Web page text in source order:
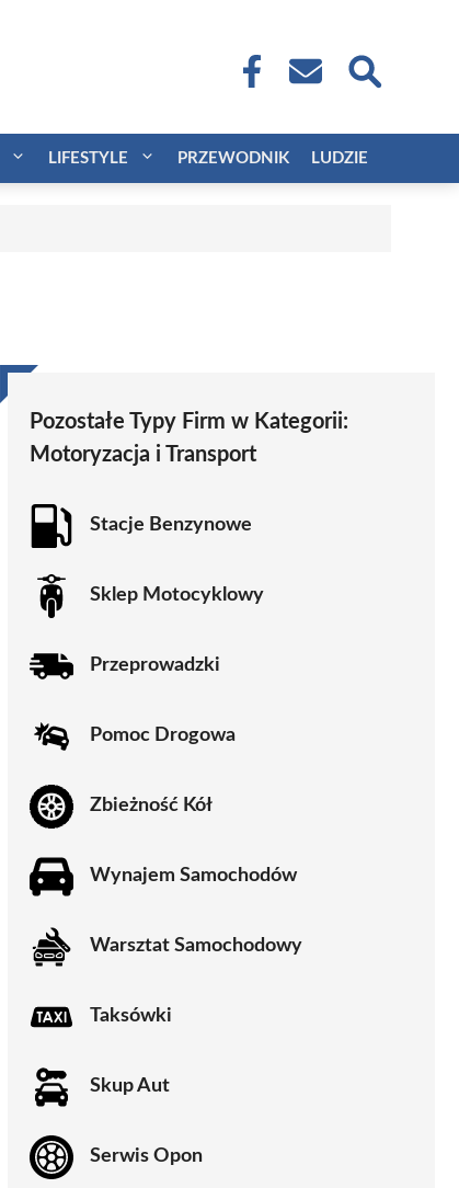
LIFESTYLE PRZEWODNIK LUDZIE
Pozostałe Typy Firm w Kategorii:
Motoryzacja i Transport
Stacje Benzynowe
Sklep Motocyklowy
Przeprowadzki
Pomoc Drogowa
Zbieżność Kół
Wynajem Samochodów
Warsztat Samochodowy
Taksówki
Skup Aut
Serwis Opon